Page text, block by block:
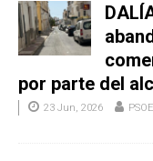
por parte del
23 Jun, 2026